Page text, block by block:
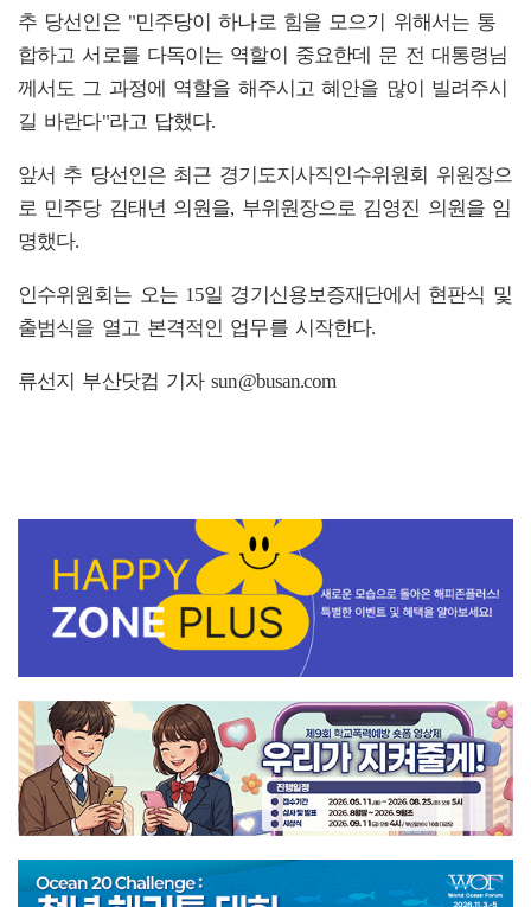
추 당선인은 "민주당이 하나로 힘을 모으기 위해서는 통
합하고 서로를 다독이는 역할이 중요한데 문 전 대통령님
께서도 그 과정에 역할을 해주시고 혜안을 많이 빌려주시
길 바란다"라고 답했다.
앞서 추 당선인은 최근 경기도지사직인수위원회 위원장으
로 민주당 김태년 의원을, 부위원장으로 김영진 의원을 임
명했다.
인수위원회는 오는 15일 경기신용보증재단에서 현판식 및
출범식을 열고 본격적인 업무를 시작한다.
류선지 부산닷컴 기자 sun@busan.com